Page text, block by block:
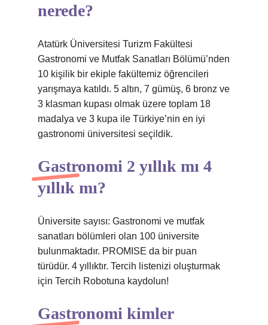
nerede?
Atatürk Üniversitesi Turizm Fakültesi
Gastronomi ve Mutfak Sanatları Bölümü’nden
10 kişilik bir ekiple fakültemiz öğrencileri
yarışmaya katıldı. 5 altın, 7 gümüş, 6 bronz ve
3 klasman kupası olmak üzere toplam 18
madalya ve 3 kupa ile Türkiye’nin en iyi
gastronomi üniversitesi seçildik.
Gastronomi 2 yıllık mı 4
yıllık mı?
Üniversite sayısı: Gastronomi ve mutfak
sanatları bölümleri olan 100 üniversite
bulunmaktadır. PROMISE da bir puan
türüdür. 4 yıllıktır. Tercih listenizi oluşturmak
için Tercih Robotuna kaydolun!
Gastronomi kimler